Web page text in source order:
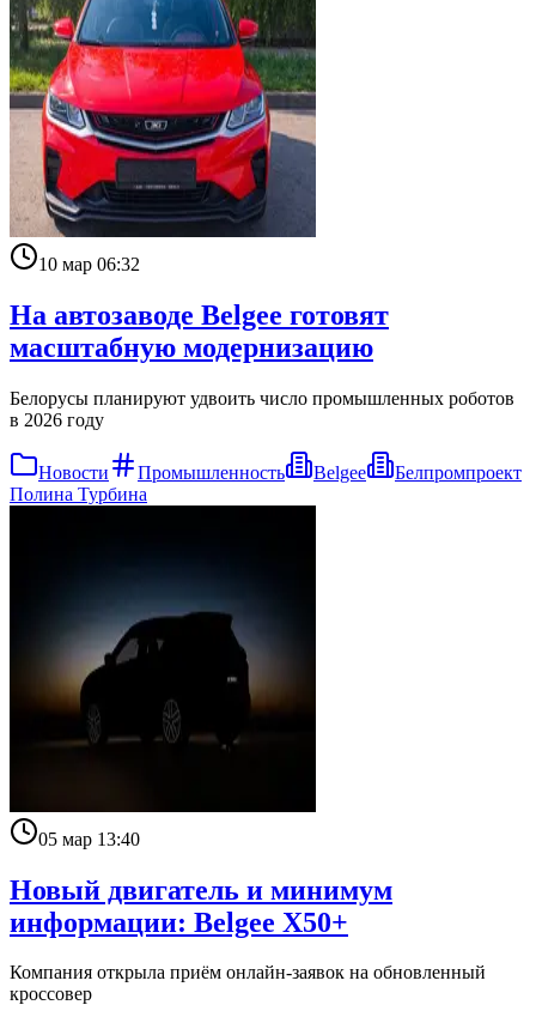
10 мар 06:32
На автозаводе Belgee готовят
масштабную модернизацию
Белорусы планируют удвоить число промышленных роботов
в 2026 году
Новости Промышленность Belgee
Белпромпроект
Полина Турбина
05 мар 13:40
Новый двигатель и минимум
информации: Belgee X50+
Компания открыла приём онлайн-заявок на обновленный
кроссовер